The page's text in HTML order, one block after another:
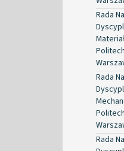
Rada
Rada
Rada